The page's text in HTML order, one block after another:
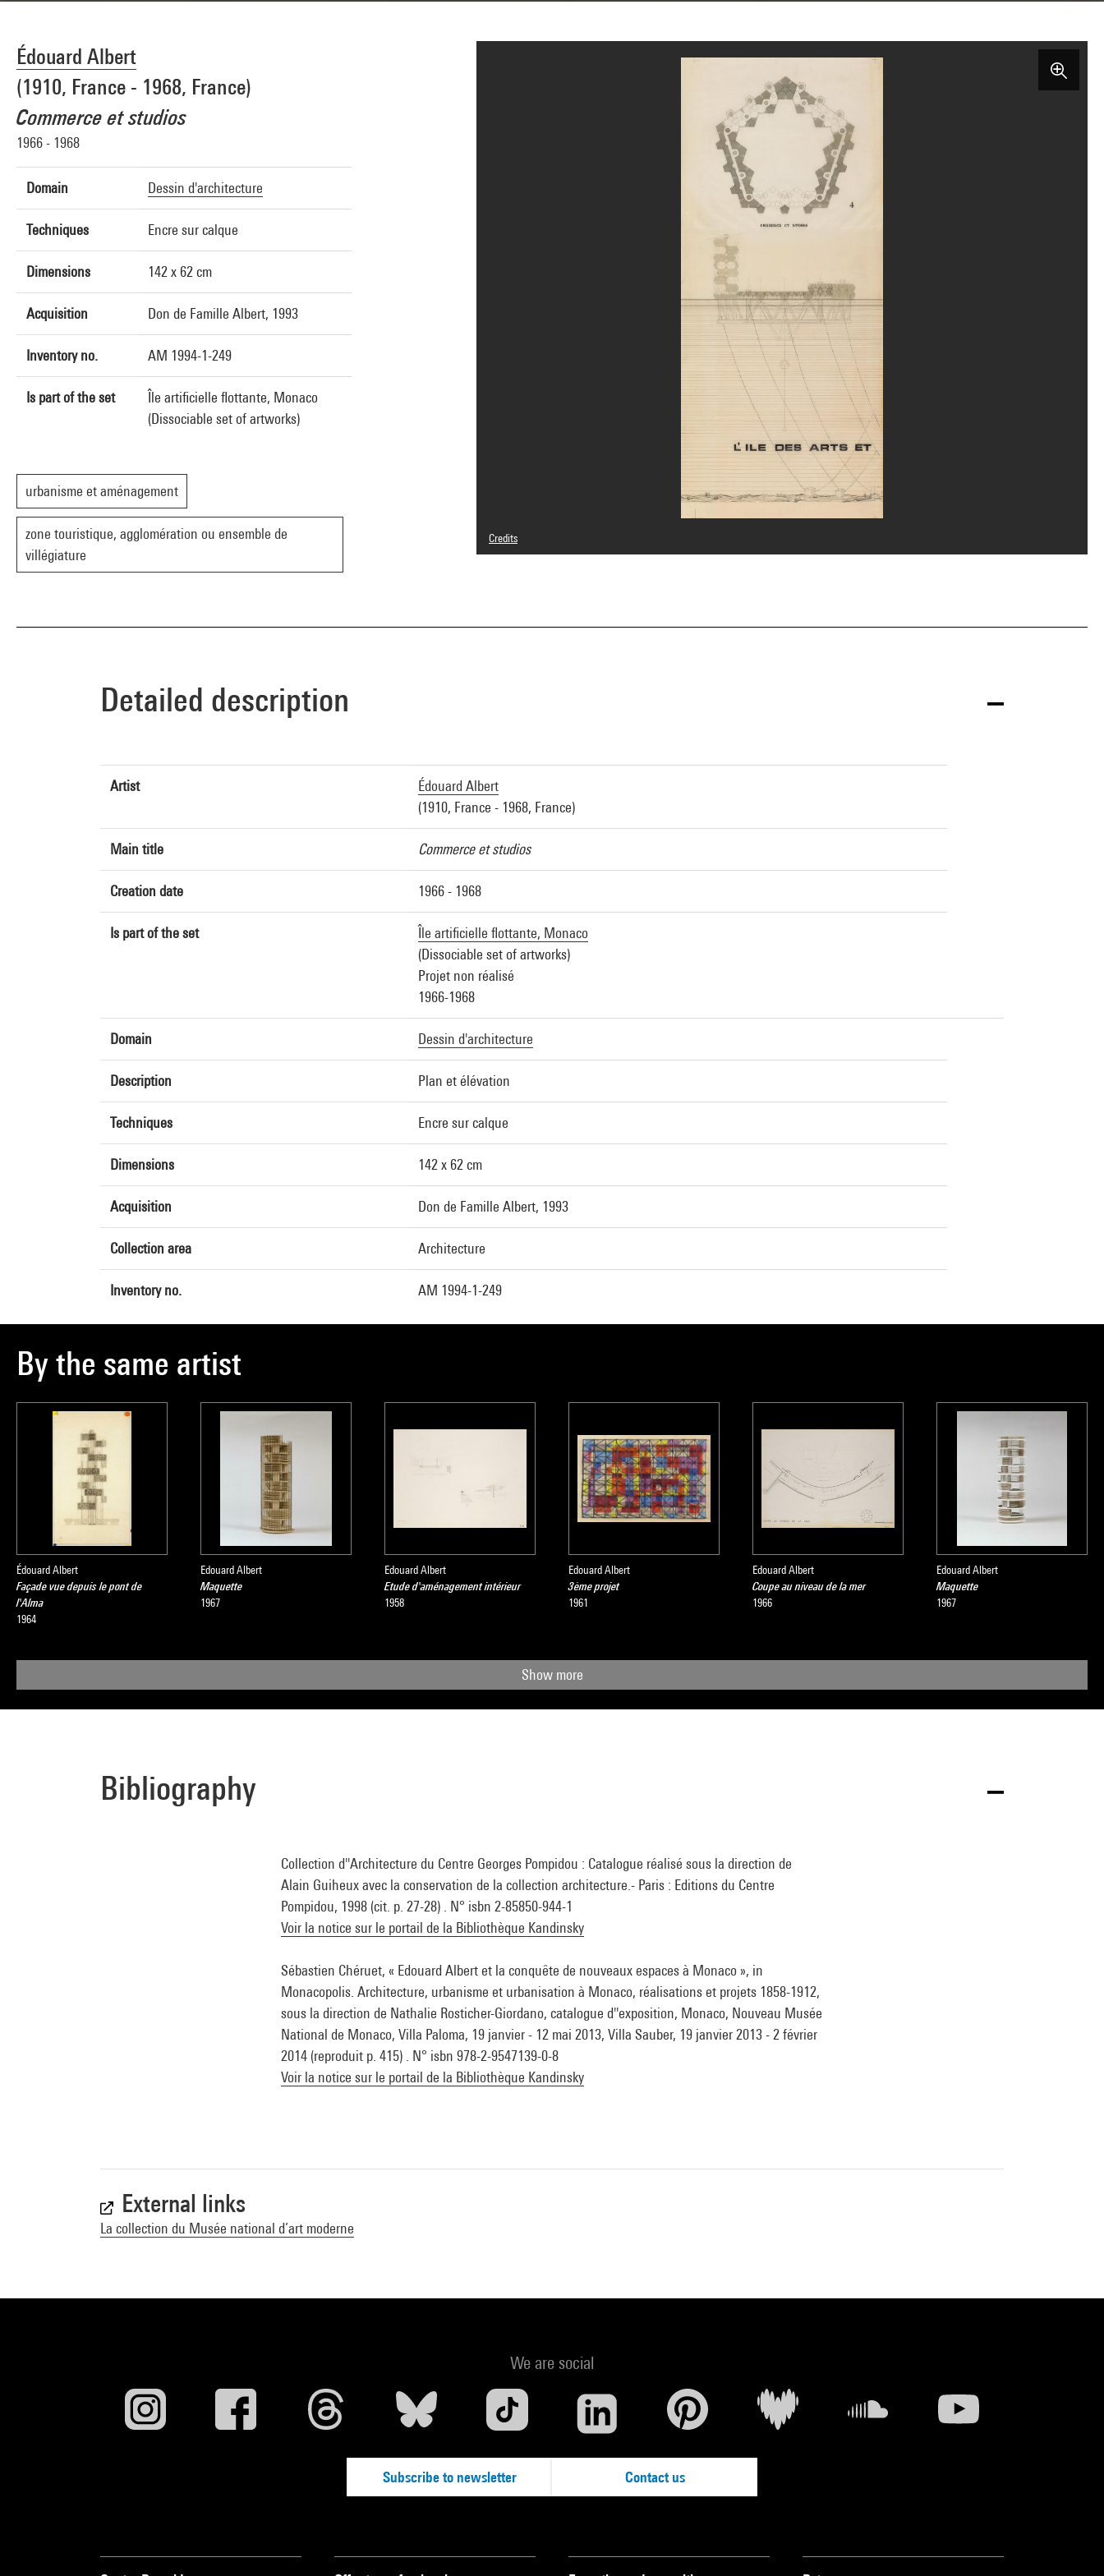
Édouard Albert
(1910, France - 1968, France)
Commerce et studios
1966 - 1968
Domain Dessin d'architecture
Techniques Encre sur calque
Dimensions 142 x 62 cm
Acquisition Don de Famille Albert, 1993
Inventory no. AM 1994-1-249
Is part of the set
Île artificielle flottante, Monaco
(Dissociable set of artworks)
urbanisme et aménagement
zone touristique, agglomération ou ensemble de
villégiature
Credits
© droits réservés
Detailed description
Artist
Édouard Albert
(1910, France - 1968, France)
Main title Commerce et studios
Creation date 1966 - 1968
Is part of the set
Île artificielle flottante, Monaco
(Dissociable set of artworks)
Projet non réalisé
1966-1968
Domain Dessin d'architecture
Description Plan et élévation
Techniques Encre sur calque
Dimensions 142 x 62 cm
Acquisition Don de Famille Albert, 1993
Collection area Architecture
Inventory no. AM 1994-1-249
By the same artist
Édouard Albert
Façade vue depuis le pont de
l'Alma
1964
Edouard Albert
Maquette
1967
Edouard Albert
Etude d'aménagement intérieur
1958
Edouard Albert
3ème projet
1961
Edouard Albert
Coupe au niveau de la mer
1966
Edouard Albert
Maquette
1967
Show more
Bibliography
Collection d''Architecture du Centre Georges Pompidou : Catalogue réalisé sous la direction de
Alain Guiheux avec la conservation de la collection architecture.- Paris : Editions du Centre
Pompidou, 1998 (cit. p. 27-28) . N° isbn 2-85850-944-1
Voir la notice sur le portail de la Bibliothèque Kandinsky
Sébastien Chéruet, « Edouard Albert et la conquête de nouveaux espaces à Monaco », in
Monacopolis. Architecture, urbanisme et urbanisation à Monaco, réalisations et projets 1858-1912,
sous la direction de Nathalie Rosticher-Giordano, catalogue d''exposition, Monaco, Nouveau Musée
National de Monaco, Villa Paloma, 19 janvier - 12 mai 2013, Villa Sauber, 19 janvier 2013 - 2 février
2014 (reproduit p. 415) . N° isbn 978-2-9547139-0-8
Voir la notice sur le portail de la Bibliothèque Kandinsky
External links
La collection du Musée national d’art moderne
We are social
Subscribe to newsletter Contact us